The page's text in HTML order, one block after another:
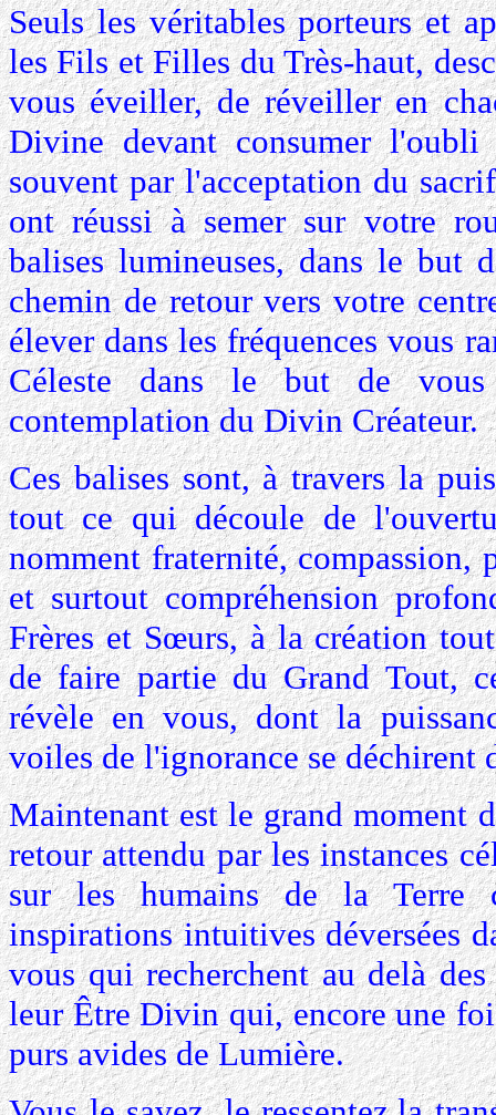
Seuls les véritables porteurs et
les Fils et Filles du Très-haut,
vous éveiller, de réveiller en
Divine devant consumer
souvent par l'acceptation du
ont réussi à semer sur votre
balises lumineuses, dans le but
chemin de retour vers votre
élever dans les fréquences vous
Céleste dans le but de
contemplation du Divin Créateur.
Ces balises sont, à travers la
tout ce qui découle de
nomment fraternité, compassion,
et surtout compréhension
Frères et Sœurs, à la création
de faire partie du Grand Tout,
révèle en vous, dont la
voiles de l'ignorance se déchirent
Maintenant est le grand moment
retour attendu par les instances
sur les humains de la Terre
inspirations intuitives déversées
vous qui recherchent au delà
leur Être Divin qui, encore une
purs avides de Lumière.